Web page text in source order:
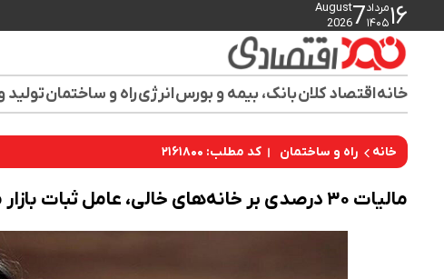
۱۶مرداد
۱۴۰۵7
August
2026
خانهاقتصاد کلانبانک، بیمه و بورسانرژیراه و ساختمانتولید
خانه راه و ساختمان کد مطلب: ۲۱۶۱۸۰۰
مالیات ۳۰ درصدی بر خانه‌های خالی، عامل ثبات بازار مسکن